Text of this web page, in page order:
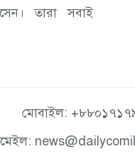
তারা সবাই
মোবাইল: